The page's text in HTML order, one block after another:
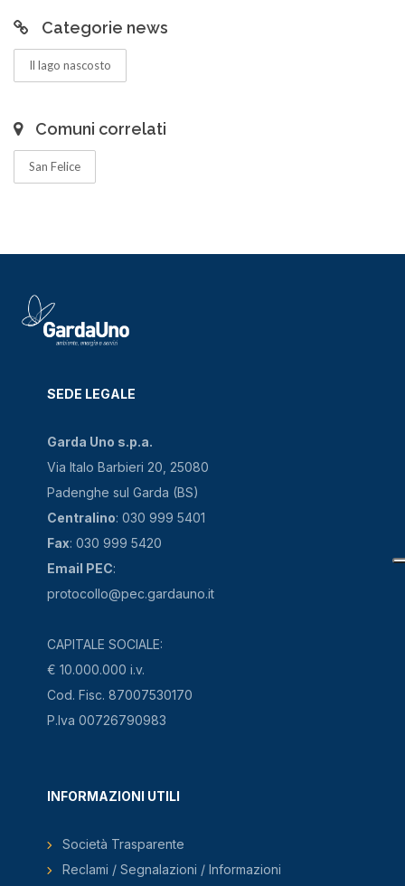
Categorie news
Il lago nascosto
Comuni correlati
San Felice
SEDE LEGALE
Garda Uno s.p.a.
Via Italo Barbieri 20, 25080
Padenghe sul Garda (BS)
Centralino: 030 999 5401
Fax: 030 999 5420
Email PEC:
protocollo@pec.gardauno.it
CAPITALE SOCIALE:
€ 10.000.000 i.v.
Cod. Fisc. 87007530170
P.Iva 00726790983
INFORMAZIONI UTILI
Società Trasparente
Reclami / Segnalazioni / Informazioni